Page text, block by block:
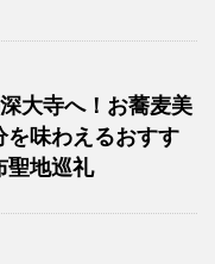
大寺へ！お蕎麦美
を味わえるおすす
聖地巡礼